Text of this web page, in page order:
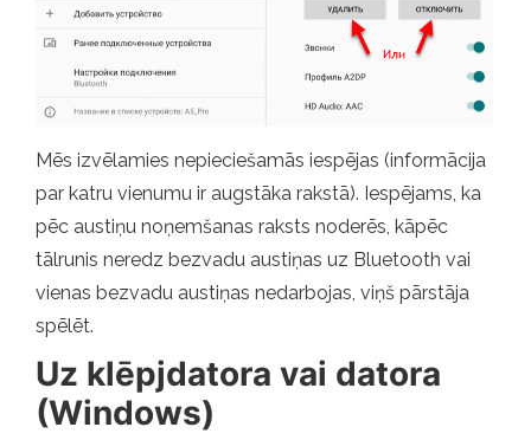
Mēs izvēlamies nepieciešamās iespējas (informācija
par katru vienumu ir augstāka rakstā). Iespējams, ka
pēc austiņu noņemšanas raksts noderēs, kāpēc
tālrunis neredz bezvadu austiņas uz Bluetooth vai
vienas bezvadu austiņas nedarbojas, viņš pārstāja
spēlēt.
Uz klēpjdatora vai datora
(Windows)